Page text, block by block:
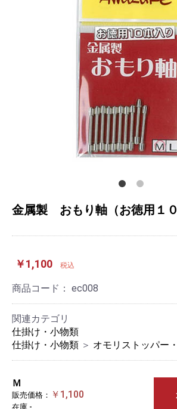
金属製 おもり軸（お徳用１０
￥1,100 税込
商品コード： ec008
関連カテゴリ
仕掛け・小物類
仕掛け・小物類 ＞ オモリストッパー
Ｍ
販売価格： ￥1,100
在庫 -